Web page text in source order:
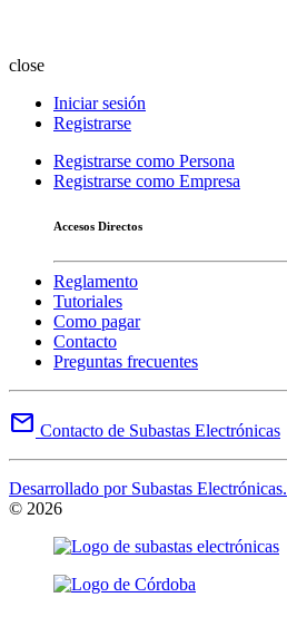
close
Iniciar sesión
Registrarse
Registrarse como Persona
Registrarse como Empresa
Accesos Directos
Reglamento
Tutoriales
Como pagar
Contacto
Preguntas frecuentes
mail Contacto de Subastas Electrónicas
Desarrollado por Subastas Electrónicas.
© 2026